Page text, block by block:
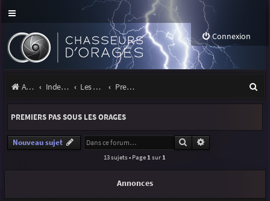
Connexion
Accueil Index du forum Les orages Premiers pas sous les orages
e
PREMIERS PAS SOUS LES ORAGES
Nouveau sujet Rechercher
13 sujets • Page 1 sur 1
Annonces